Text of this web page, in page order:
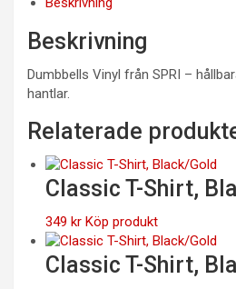
Beskrivning
Dumbbells Vinyl från SPRI –
hantlar.
Relaterade
Classic T-Shirt,
349 kr Köp produkt
Classic T-Shirt,